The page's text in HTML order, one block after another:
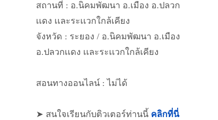
สถานที่ : อ.นิคมพัฒนา อ.เมือง อ.ปลวก
เเดง เเละระเเวกใกล้เคียง
จังหวัด : ระยอง / อ.นิคมพัฒนา อ.เมือง
อ.ปลวกเเดง เเละระเเวกใกล้เคียง
สอนทางออนไลน์ : ไม่ได้
➤ สนใจเรียนกับติวเตอร์ท่านนี้ คลิกที่นี่